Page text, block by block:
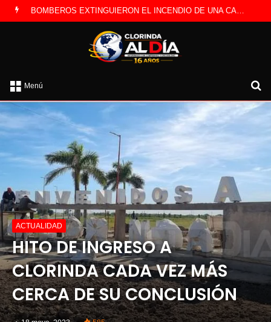
BOMBEROS EXTINGUIERON EL INCENDIO DE UNA CAMIONETA Y DETERMINARON QUE FUE POR UNA FALLA ELÉCTRICA
Menú
ACTUALIDAD
HITO DE INGRESO A
CLORINDA CADA VEZ MÁS
CERCA DE SU CONCLUSIÓN